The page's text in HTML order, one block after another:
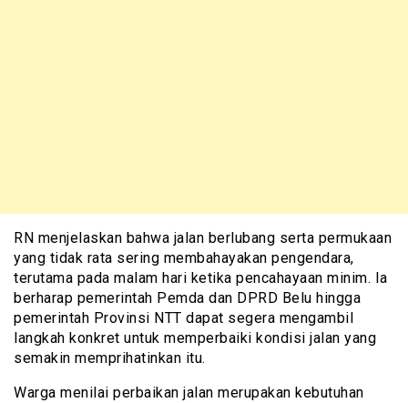
RN menjelaskan bahwa jalan berlubang serta permukaan
yang tidak rata sering membahayakan pengendara,
terutama pada malam hari ketika pencahayaan minim. Ia
berharap pemerintah Pemda dan DPRD Belu hingga
pemerintah Provinsi NTT dapat segera mengambil
langkah konkret untuk memperbaiki kondisi jalan yang
semakin memprihatinkan itu.
Warga menilai perbaikan jalan merupakan kebutuhan